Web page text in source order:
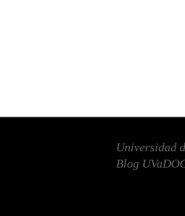
Universidad
Blog